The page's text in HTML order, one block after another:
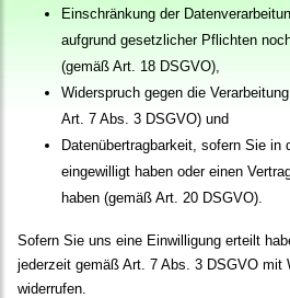
Einschränkung der
aufgrund gesetzlicher Pflichten
(gemäß Art. 18 DSGVO),
Widerspruch gegen die
Art. 7 Abs. 3 DSGVO) und
Datenübertragbarkeit, sofern Sie in
eingewilligt haben oder einen
haben (gemäß Art. 20 DSGVO).
Sofern Sie uns eine Einwilligung erteilt
jederzeit gemäß Art. 7 Abs. 3 DSGVO mit
widerrufen.